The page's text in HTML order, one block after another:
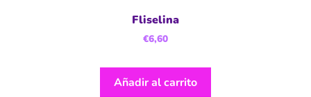
Fliselina
€6,60
Añadir al carrito